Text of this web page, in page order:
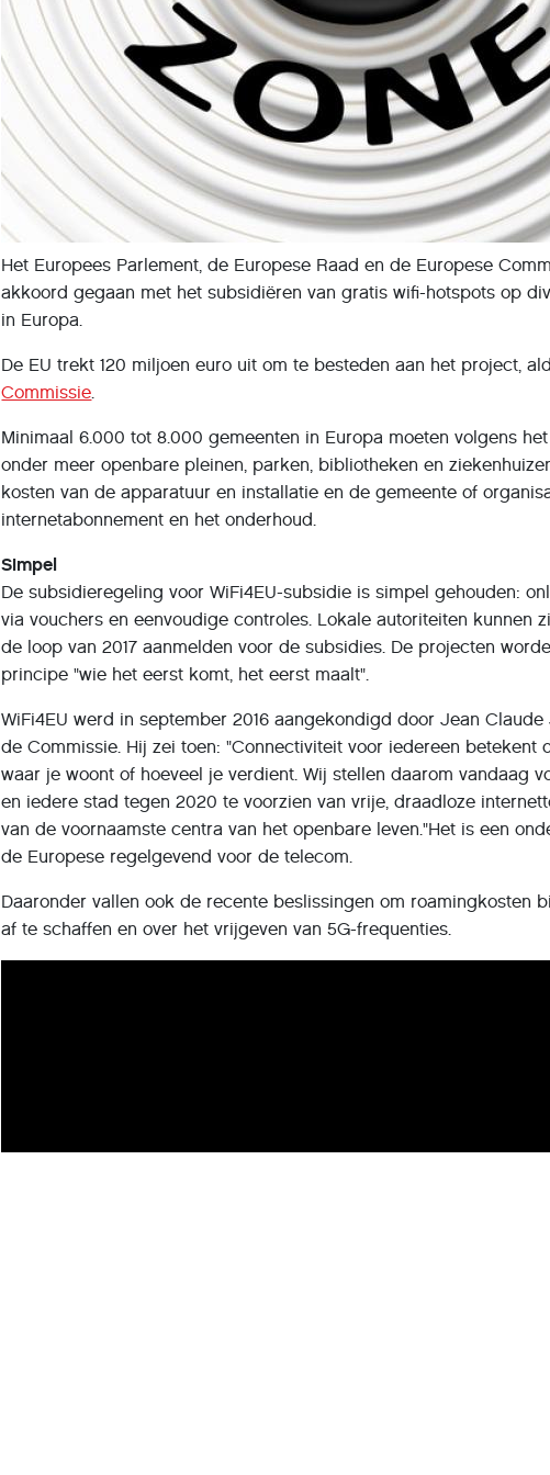
Het Europees Parlement, de Europese Raad en de Europese
akkoord gegaan met het subsidiëren van gratis wifi-hotspots op
in Europa.
De EU trekt 120 miljoen euro uit om te besteden aan het project,
Commissie.
Minimaal 6.000 tot 8.000 gemeenten in Europa moeten volgens
onder meer openbare pleinen, parken, bibliotheken en
kosten van de apparatuur en installatie en de gemeente of
internetabonnement en het onderhoud.
Simpel
De subsidieregeling voor WiFi4EU-subsidie is simpel gehouden:
via vouchers en eenvoudige controles. Lokale autoriteiten kunnen
de loop van 2017 aanmelden voor de subsidies. De projecten
principe "wie het eerst komt, het eerst maalt".
WiFi4EU werd in september 2016 aangekondigd door Jean
de Commissie. Hij zei toen: "Connectiviteit voor iedereen betekent
waar je woont of hoeveel je verdient. Wij stellen daarom vandaag
en iedere stad tegen 2020 te voorzien van vrije, draadloze
van de voornaamste centra van het openbare leven."Het is een
de Europese regelgevend voor de telecom.
Daaronder vallen ook de recente beslissingen om roamingkosten
af te schaffen en over het vrijgeven van 5G-frequenties.